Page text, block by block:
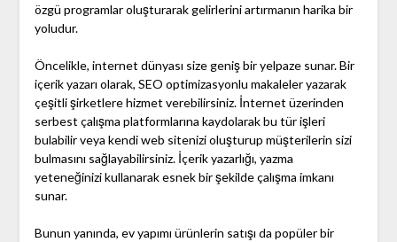
özgü programlar oluşturarak gelirlerini artırmanın harika bir
yoludur.
Öncelikle, internet dünyası size geniş bir yelpaze sunar. Bir
içerik yazarı olarak, SEO optimizasyonlu makaleler yazarak
çeşitli şirketlere hizmet verebilirsiniz. İnternet üzerinden
serbest çalışma platformlarına kaydolarak bu tür işleri
bulabilir veya kendi web sitenizi oluşturup müşterilerin sizi
bulmasını sağlayabilirsiniz. İçerik yazarlığı, yazma
yeteneğinizi kullanarak esnek bir şekilde çalışma imkanı
sunar.
Bunun yanında, ev yapımı ürünlerin satışı da popüler bir